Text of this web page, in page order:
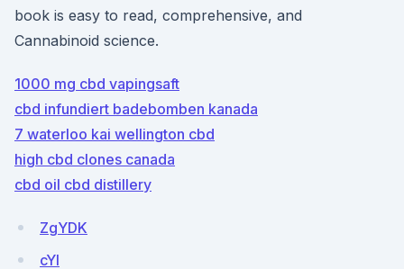
book is easy to read, comprehensive, and
Cannabinoid science.
1000 mg cbd vapingsaft
cbd infundiert badebomben kanada
7 waterloo kai wellington cbd
high cbd clones canada
cbd oil cbd distillery
ZgYDK
cYI